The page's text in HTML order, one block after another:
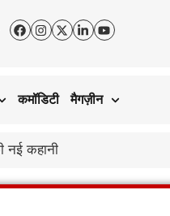
कमॉडिटी मैगज़ीन